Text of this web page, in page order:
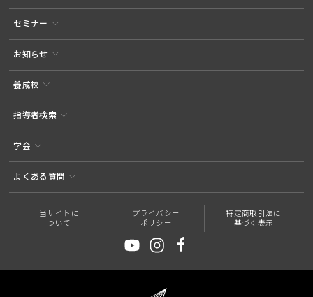
セミナー
お知らせ
養成校
指導者検索
学会
よくある質問
当サイトに
ついて
プライバシー
ポリシー
特定商取引法に
基づく表示